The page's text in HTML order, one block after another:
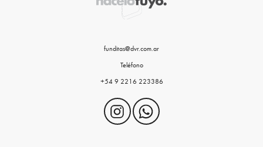
funditas@dvr.com.ar
Teléfono
+54 9 2216 223386